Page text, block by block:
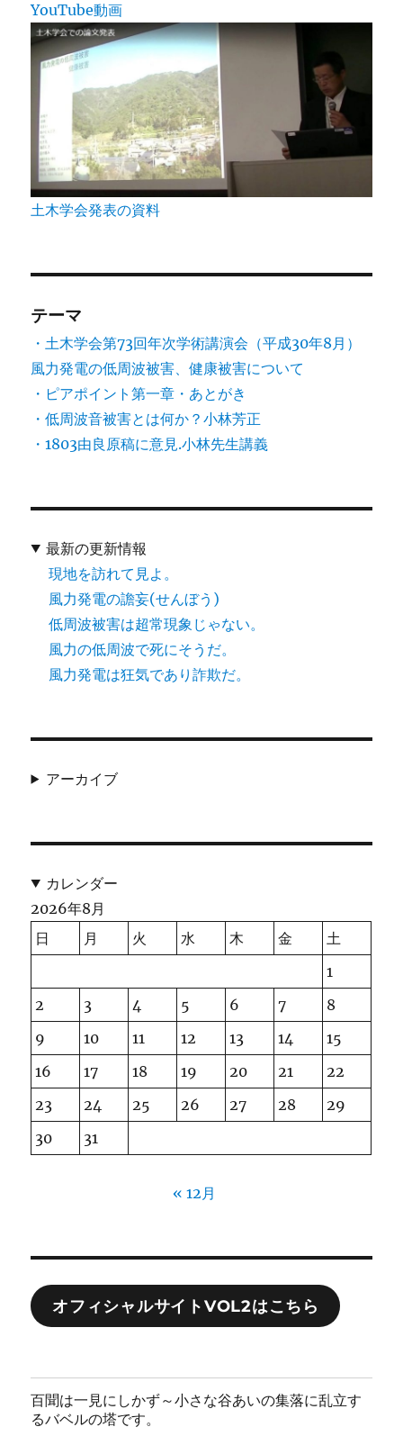
YouTube動画
土木学会発表の資料
テーマ
・土木学会第73回年次学術講演会（平成30年8月）
風力発電の低周波被害、健康被害について
・ピアポイント第一章・あとがき
・低周波音被害とは何か？小林芳正
・1803由良原稿に意見.小林先生講義
最新の更新情報
現地を訪れて見よ。
風力発電の譫妄(せんぼう)
低周波被害は超常現象じゃない。
風力の低周波で死にそうだ。
風力発電は狂気であり詐欺だ。
アーカイブ
カレンダー
2026年8月
日
月 火 水 木 金
土
1
2
3 4 5 6 7
8
9
10 11 12 13 14
15
16
17 18 19 20 21
22
23
24 25 26 27 28
29
30
31
« 12月
オフィシャルサイトVOL2はこちら
百聞は一見にしかず～小さな谷あいの集落に乱立す
るバベルの塔です。